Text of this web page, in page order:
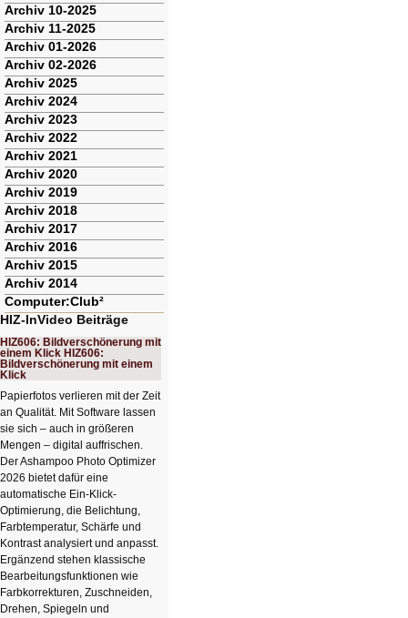
Archiv 10-2025
Archiv 11-2025
Archiv 01-2026
Archiv 02-2026
Archiv 2025
Archiv 2024
Archiv 2023
Archiv 2022
Archiv 2021
Archiv 2020
Archiv 2019
Archiv 2018
Archiv 2017
Archiv 2016
Archiv 2015
Archiv 2014
Computer:Club²
HIZ-InVideo Beiträge
HIZ606: Bildverschönerung mit
einem Klick HIZ606:
Bildverschönerung mit einem
Klick
Papierfotos verlieren mit der Zeit
an Qualität. Mit Software lassen
sie sich – auch in größeren
Mengen – digital auffrischen.
Der Ashampoo Photo Optimizer
2026 bietet dafür eine
automatische Ein-Klick-
Optimierung, die Belichtung,
Farbtemperatur, Schärfe und
Kontrast analysiert und anpasst.
Ergänzend stehen klassische
Bearbeitungsfunktionen wie
Farbkorrekturen, Zuschneiden,
Drehen, Spiegeln und